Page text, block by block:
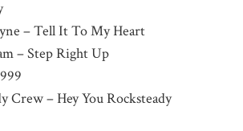
– Tell It To My Heart
– Step Right Up
Crew – Hey You Rocksteady